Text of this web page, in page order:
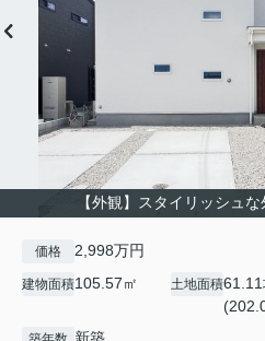
【外観】スタイリッシュ
価格 2,998万円
建物面積105.57㎡ 土地面積